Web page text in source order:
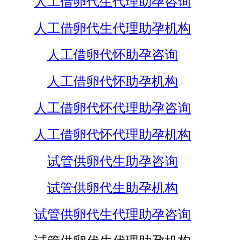
人工借卵代生代理助孕机构
人工借卵代怀助孕咨询
人工借卵代怀助孕机构
人工借卵代怀代理助孕咨询
人工借卵代怀代理助孕机构
试管供卵代生助孕咨询
试管供卵代生助孕机构
试管供卵代生代理助孕咨询